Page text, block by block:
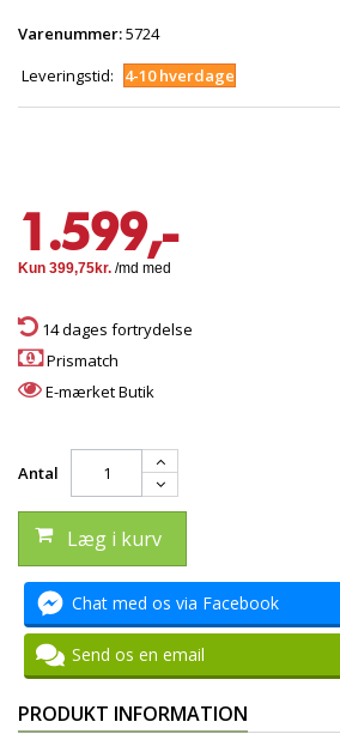
Varenummer:5724
Leveringstid:
4-10 hverdage
1.599,-
14 dages fortrydelse
Prismatch
E-mærket Butik
Antal
Læg i kurv
Chat med os via Facebook
Send os en email
PRODUKT INFORMATION